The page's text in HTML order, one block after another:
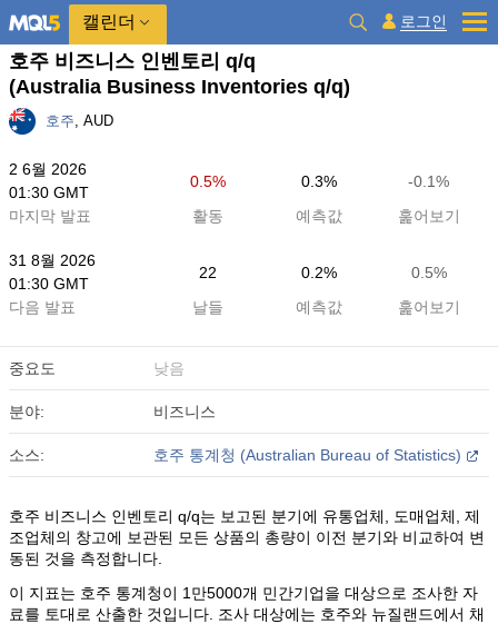
캘린더 로그인
호주 비즈니스 인벤토리 q/q
(Australia Business Inventories q/q)
호주, AUD
2 6월 2026
01:30 GMT
0.5% 0.3%
-0.1%
마지막 발표
활동 예측값 훑어보기
31 8월 2026
01:30 GMT
22 0.2%
0.5%
다음 발표
날들 예측값 훑어보기
중요도 낮음
분야: 비즈니스
소스: 호주 통계청 (Australian Bureau of Statistics)
호주 비즈니스 인벤토리 q/q는 보고된 분기에 유통업체, 도매업체, 제
조업체의 창고에 보관된 모든 상품의 총량이 이전 분기와 비교하여 변
동된 것을 측정합니다.
이 지표는 호주 통계청이 1만5000개 민간기업을 대상으로 조사한 자
료를 토대로 산출한 것입니다. 조사 대상에는 호주와 뉴질랜드에서 채